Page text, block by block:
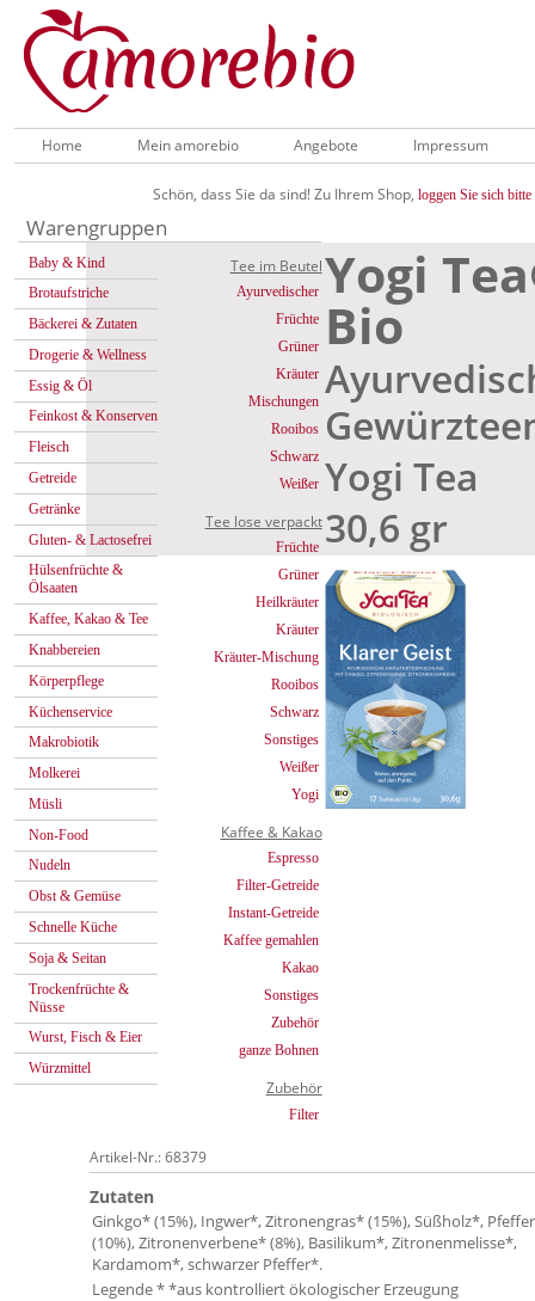
Home Mein amorebio Angebote Impressum
Schön, dass Sie da sind! Zu Ihrem Shop, loggen Sie sich bitte
Warengruppen
Baby & Kind
Brotaufstriche
Bäckerei & Zutaten
Drogerie & Wellness
Essig & Öl
Feinkost & Konserven
Fleisch
Getreide
Getränke
Gluten- & Lactosefrei
Hülsenfrüchte &
Ölsaaten
Kaffee, Kakao & Tee
Knabbereien
Körperpflege
Küchenservice
Makrobiotik
Molkerei
Müsli
Non-Food
Nudeln
Obst & Gemüse
Schnelle Küche
Soja & Seitan
Trockenfrüchte &
Nüsse
Wurst, Fisch & Eier
Würzmittel
Tee im Beutel
Ayurvedischer
Früchte
Grüner
Kräuter
Mischungen
Rooibos
Schwarz
Weißer
Tee lose verpackt
Früchte
Grüner
Heilkräuter
Kräuter
Kräuter-Mischung
Rooibos
Schwarz
Sonstiges
Weißer
Yogi
Kaffee & Kakao
Espresso
Filter-Getreide
Instant-Getreide
Kaffee gemahlen
Kakao
Sonstiges
Zubehör
ganze Bohnen
Zubehör
Filter
Yogi
Bio
Yogi Tea
30,6 gr
Artikel-Nr.: 68379
Zutaten
Ginkgo* (15%), Ingwer*, Zitronengras* (15%), Süßholz*,
(10%), Zitronenverbene* (8%), Basilikum*, Zitronenmelisse*,
Kardamom*, schwarzer Pfeffer*.
Legende * *aus kontrolliert ökologischer Erzeugung